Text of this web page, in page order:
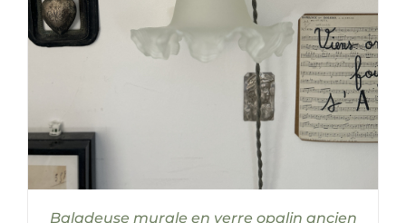
Baladeuse murale en verre opalin ancien